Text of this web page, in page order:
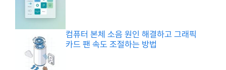
컴퓨터 본체 소음 원인 해결하고 그래픽
카드 팬 속도 조절하는 방법